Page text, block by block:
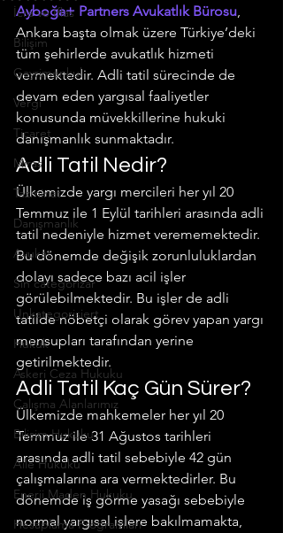
İcra ve İflas
Bilişim
Gayrimenkul
Vergi
Ticaret
Miras
Tazminat
Danışmanlık
Avukat
Sin categorizar
Unkategorisiert
Hukuk
Askeri Ceza Hukuku
Çalışma Alanlarımız
Bilişim Hukuku
Aile Hukuku
Enerji Maden Hukuku
Hesaplama Programları
Ayboğa+ Partners Avukatlık Bürosu,
Ankara başta olmak üzere Türkiye’deki
tüm şehirlerde avukatlık hizmeti
vermektedir. Adli tatil sürecinde de
devam eden yargısal faaliyetler
konusunda müvekkillerine hukuki
danışmanlık sunmaktadır.
Adli Tatil Nedir?
Ülkemizde yargı mercileri her yıl 20
Temmuz ile 1 Eylül tarihleri ara­sında adli
tatil nedeniyle hizmet verememektedir.
Bu dönemde değişik zorunluluklardan
dolayı sadece bazı acil işler
görülebilmektedir. Bu işler de adli
tatilde nöbetçi olarak görev yapan yargı
mensupları tarafından yerine
getirilmektedir.
Adli Tatil Kaç Gün Sürer?
Ülkemizde mahkemeler her yıl 20
Temmuz ile 31 Ağustos tarihleri
arasında adli tatil sebebiyle 42 gün
çalışmalarına ara vermektedirler. Bu
dönemde iş görme yasağı sebebiyle
normal yargısal işlere bakılmamakta,